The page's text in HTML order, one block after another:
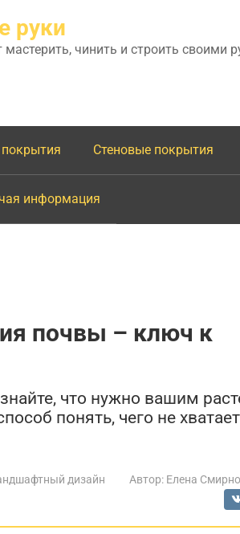
руки
мастерить, чинить и строить своими
Стеновые покрытия
информация
почвы – ключ к
что нужно вашим
понять, чего не
дизайн Автор: Елена